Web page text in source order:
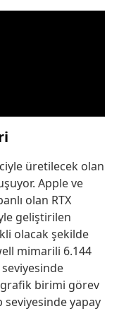
üretilecek olan
Apple ve
olan RTX
geliştirilen
olacak şekilde
mimarili 6.144
birimi görev
yapay